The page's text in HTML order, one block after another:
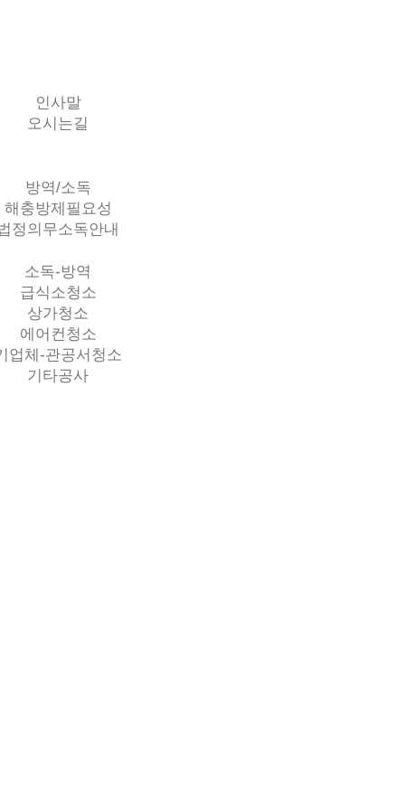
인사말
오시는길
방역/소독
해충방제필요성
정의무소독안내
소독-방역
급식소청소
상가청소
에어컨청소
업체-관공서청소
기타공사